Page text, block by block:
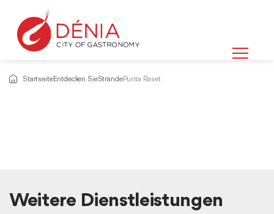
StartseiteEntdecken SieSträndePunta Raset
Weitere Dienstleistungen